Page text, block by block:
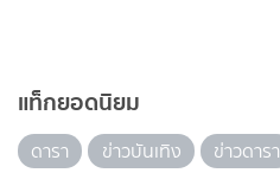
แท็กยอดนิยม
ดารา ข่าวบันเทิง ข่าวดารา